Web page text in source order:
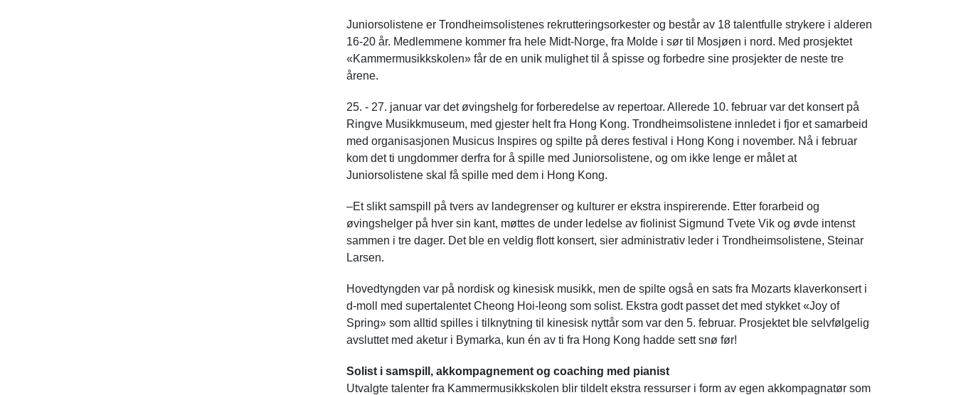
Juniorsolistene er Trondheimsolistenes rekrutteringsorkester og består av 18 talentfulle strykere i alderen
16-20 år. Medlemmene kommer fra hele Midt-Norge, fra Molde i sør til Mosjøen i nord. Med prosjektet
«Kammermusikkskolen» får de en unik mulighet til å spisse og forbedre sine prosjekter de neste tre
årene.
25. - 27. januar var det øvingshelg for forberedelse av repertoar. Allerede 10. februar var det konsert på
Ringve Musikkmuseum, med gjester helt fra Hong Kong. Trondheimsolistene innledet i fjor et samarbeid
med organisasjonen Musicus Inspires og spilte på deres festival i Hong Kong i november. Nå i februar
kom det ti ungdommer derfra for å spille med Juniorsolistene, og om ikke lenge er målet at
Juniorsolistene skal få spille med dem i Hong Kong.
–Et slikt samspill på tvers av landegrenser og kulturer er ekstra inspirerende. Etter forarbeid og
øvingshelger på hver sin kant, møttes de under ledelse av fiolinist Sigmund Tvete Vik og øvde intenst
sammen i tre dager. Det ble en veldig flott konsert, sier administrativ leder i Trondheimsolistene, Steinar
Larsen.
Hovedtyngden var på nordisk og kinesisk musikk, men de spilte også en sats fra Mozarts klaverkonsert i
d-moll med supertalentet Cheong Hoi-leong som solist. Ekstra godt passet det med stykket «Joy of
Spring» som alltid spilles i tilknytning til kinesisk nyttår som var den 5. februar. Prosjektet ble selvfølgelig
avsluttet med aketur i Bymarka, kun én av ti fra Hong Kong hadde sett snø før!
Solist i samspill, akkompagnement og coaching med pianist
Utvalgte talenter fra Kammermusikkskolen blir tildelt ekstra ressurser i form av egen akkompagnatør som